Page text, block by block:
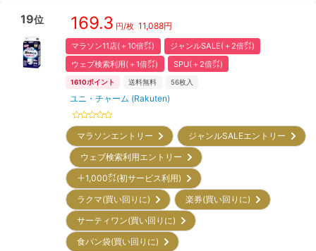
19位 169.3 円/枚 11,088円
マラソン11店(＋10倍㌽)
ジャンルSALE(＋2倍㌽)
ウェブ検索利用(＋1倍㌽)
SPU(＋2倍㌽)
1610ポイント 送料無料 56枚入
ユニ・チャーム (Rakuten)
マラソンエントリー
ジャンルSALEエントリー
ウェブ検索利用エントリー
＋1,000㌽(初サービス利用)
ラクマ(買い回りに)
楽券(買い回りに)
サーティワン(買い回りに)
食パン袋(買い回りに)